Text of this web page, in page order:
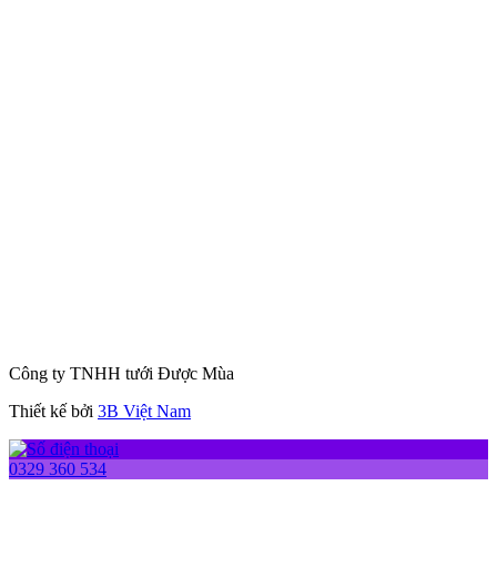
Công ty TNHH tưới Được Mùa
Thiết kế bởi 3B Việt Nam
0329 360 534